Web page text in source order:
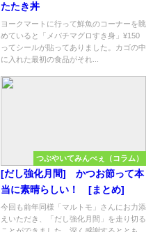
たたき丼
ヨークマートに行って鮮魚のコーナーを眺
めていると「メバチマグロすき身」¥150
ってシールが貼ってありました。カゴの中
に入れた最初の食品がそれ...
つぶやいてみんべぇ（コラム）
[だし強化月間] かつお節って本
当に素晴らしい！ [まとめ]
今回も前年同様「マルトモ」さんにお力添
えいただき、「だし強化月間」を走り切る